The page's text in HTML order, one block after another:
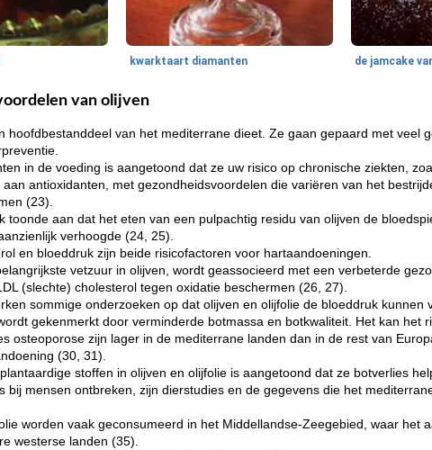
kwarktaart diamanten de jamcake
van olijven
hoofdbestanddeel van het mediterrane dieet. Ze gaan gepaard met veel
in de voeding is aangetoond dat ze uw risico op chronische ziekten,
aan antioxidanten, met gezondheidsvoordelen die variëren van het
(23).
toonde aan dat het eten van een pulpachtig residu van olijven de
verhoogde (24, 25).
en bloeddruk zijn beide risicofactoren voor hartaandoeningen.
vetzuur in olijven, wordt geassocieerd met een verbeterde
(slechte) cholesterol tegen oxidatie beschermen (26, 27).
sommige onderzoeken op dat olijven en olijfolie de bloeddruk kunnen
gekenmerkt door verminderde botmassa en botkwaliteit. Het kan het
osteoporose zijn lager in de mediterrane landen dan in de rest van
(30, 31).
stoffen in olijven en olijfolie is aangetoond dat ze botverlies
bij mensen ontbreken, zijn dierstudies en de gegevens die het
worden vaak geconsumeerd in het Middellandse-Zeegebied, waar het
westerse landen (35).